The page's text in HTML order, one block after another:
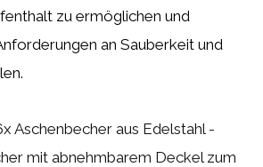
zu ermöglichen und
an Sauberkeit und
Aschenbecher aus Edelstahl -
mit abnehmbarem Deckel zum